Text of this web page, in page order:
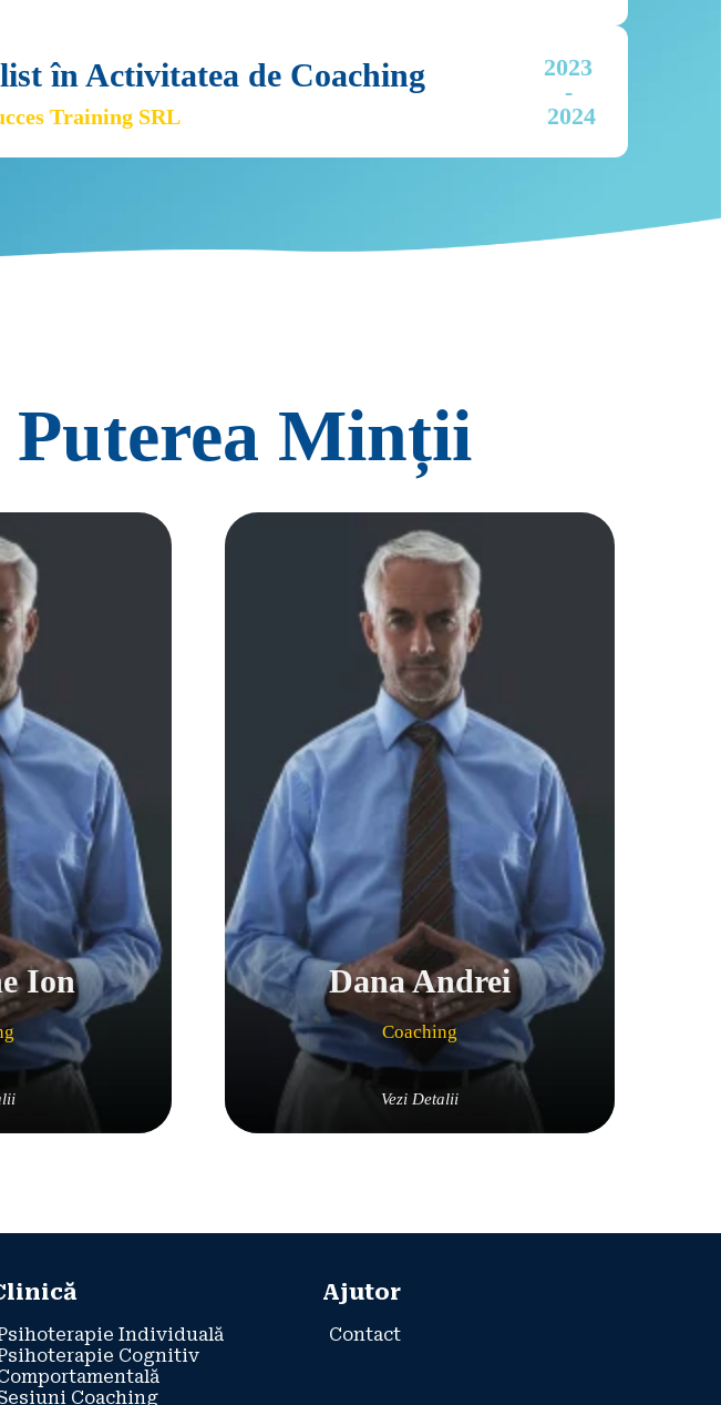
în Activitatea de Coaching
Training SRL
2023
-
2024
Puterea Minții
Ion Dana Andrei
Coaching
Vezi Detalii
Individuală
Cognitiv
Coaching
Ajutor
Contact